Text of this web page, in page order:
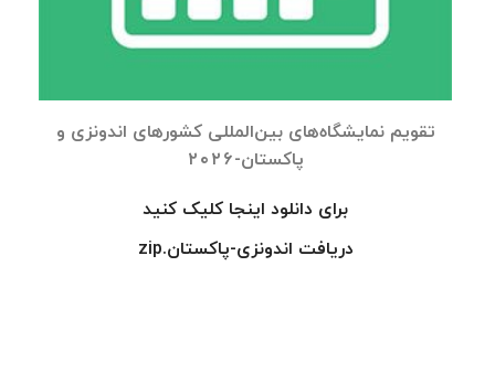
تقویم نمایشگاه‌های بین‌المللی کشورهای اندونزی و
پاکستان-۲۰۲۶
برای دانلود اینجا کلیک کنید
دریافت اندونزی-پاکستان.zip